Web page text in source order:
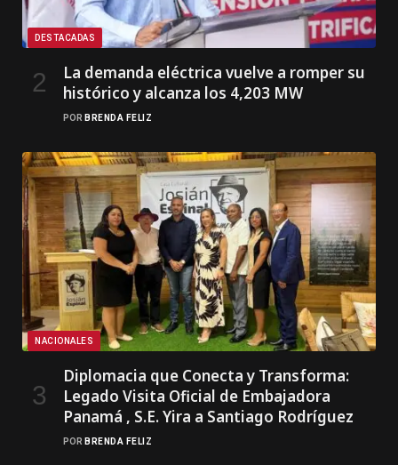
DESTACADAS
La demanda eléctrica vuelve a romper su
histórico y alcanza los 4,203 MW
POR BRENDA FELIZ
NACIONALES
Diplomacia que Conecta y Transforma:
Legado Visita Oficial de Embajadora
Panamá , S.E. Yira a Santiago Rodríguez
POR BRENDA FELIZ